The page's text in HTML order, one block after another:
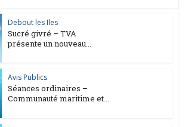
Debout les Iles
Sucré givré – TVA
présente un nouveau...
Avis Publics
Séances ordinaires –
Communauté maritime et...